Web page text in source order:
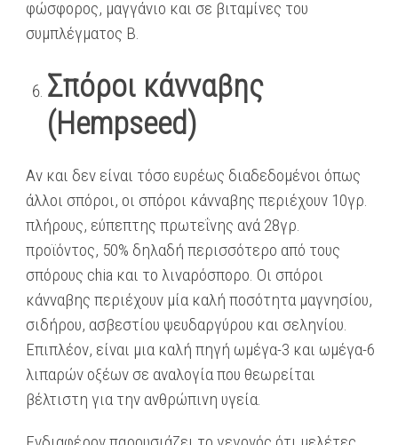
φώσφορος, μαγγάνιο και σε βιταμίνες του
συμπλέγματος Β.
Σπόροι κάνναβης
(Hempseed)
Αν και δεν είναι τόσο ευρέως διαδεδομένοι όπως
άλλοι σπόροι, οι σπόροι κάνναβης περιέχουν 10γρ.
πλήρους, εύπεπτης πρωτεΐνης ανά 28γρ.
προϊόντος, 50% δηλαδή περισσότερο από τους
σπόρους chia και το λιναρόσπορο. Οι σπόροι
κάνναβης περιέχουν μία καλή ποσότητα μαγνησίου,
σιδήρου, ασβεστίου ψευδαργύρου και σεληνίου.
Επιπλέον, είναι μια καλή πηγή ωμέγα-3 και ωμέγα-6
λιπαρών οξέων σε αναλογία που θεωρείται
βέλτιστη για την ανθρώπινη υγεία.